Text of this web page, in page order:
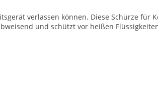
verlassen können. Diese Schürze
und schützt vor heißen